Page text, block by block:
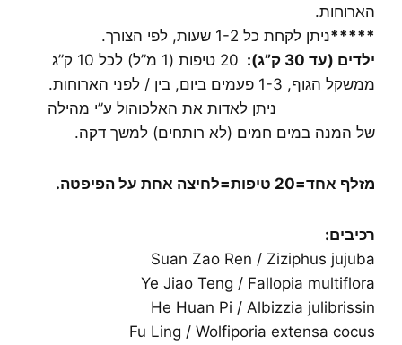
הארוחות.
*****ניתן לקחת כל 1-2 שעות, לפי הצורך.
ילדים (עד 30 ק”ג):
20 טיפות (1 מ”ל) לכל 10 ק”ג
ממשקל הגוף, 1-3 פעמים ביום, בין / לפני הארוחות.
ניתן לאדות את האלכוהול ע”י מהילה
של המנה במים חמים (לא רותחים) למשך דקה.
מזלף אחד=20 טיפות=לחיצה אחת על הפיפטה .
רכיבים:
Suan Zao Ren / Ziziphus jujuba
Ye Jiao Teng / Fallopia multiflora
He Huan Pi / Albizzia julibrissin
Fu Ling / Wolfiporia extensa cocus